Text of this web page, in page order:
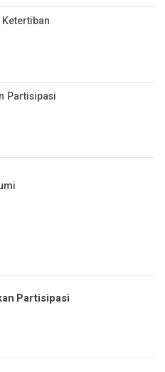
Partisipasi
Partisipasi